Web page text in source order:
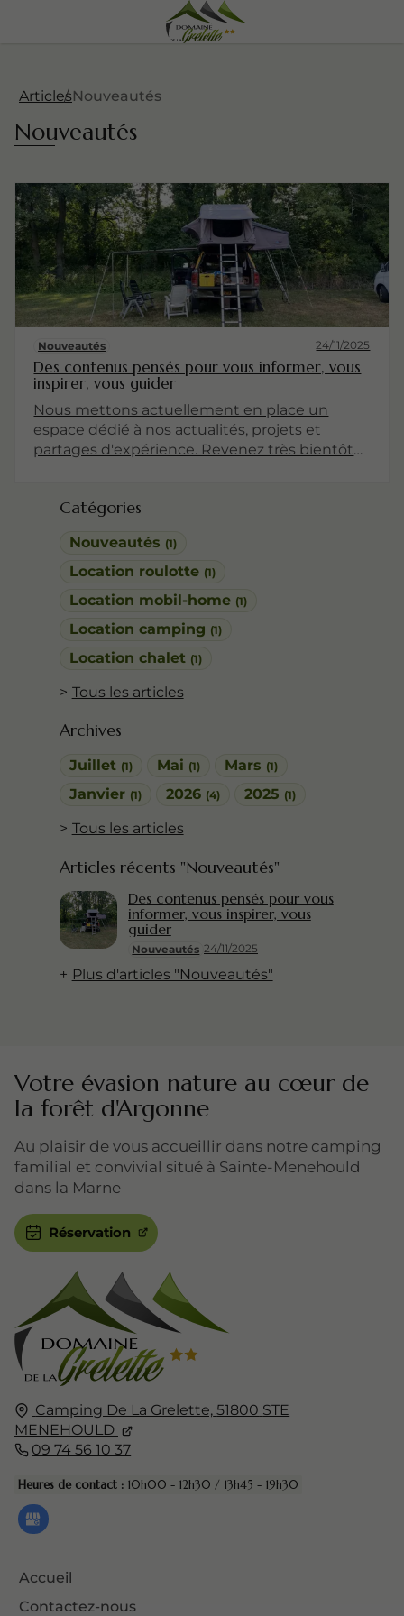
Catégories
Nouveautés (1)
Location roulotte (1)
Location mobil-home (1)
Location camping (1)
Location chalet (1)
Tous les articles
Archives
Juillet (1) Mai (1) Mars (1)
Janvier (1) 2026 (4) 2025 (1)
Tous les articles
Articles récents "Nouveautés"
Nouveautés 24/11/2025
Des contenus pensés pour vous
informer, vous inspirer, vous
guider
Plus d'articles "Nouveautés"
ArticlesNouveautés
Nouveautés
Nouveautés 24/11/2025
Des contenus pensés pour vous informer, vous
inspirer, vous guider
Nous mettons actuellement en place un
espace dédié à nos actualités, projets et
partages d'expérience. Revenez très bientôt
Camping De La Grelette, 51800 STE
MENEHOULD
09 74 56 10 37
Heures de contact : 10h00 - 12h30 / 13h45 - 19h30
Accueil
Contactez-nous
Votre évasion nature au cœur de
la forêt d'Argonne
Au plaisir de vous accueillir dans notre camping
familial et convivial situé à Sainte-Menehould
dans la Marne
Réservation